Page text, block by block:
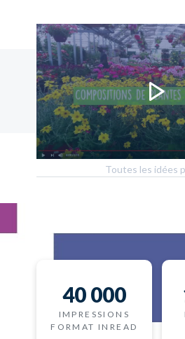
Toutes les idées
40 000
IMPRESSIONS
FORMAT INREAD